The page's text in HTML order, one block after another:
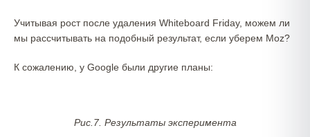
Учитывая рост после удаления Whiteboard Friday, можем ли
мы рассчитывать на подобный результат, если уберем Moz?
К сожалению, у Google были другие планы:
Рис.7. Результаты эксперимента